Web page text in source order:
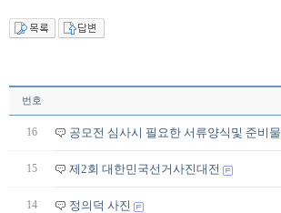
번호
16 공모전 심사시 필요한 서류양식및 준비물
15 제2회 대한민국선거사진대전
14 정의덕 사진